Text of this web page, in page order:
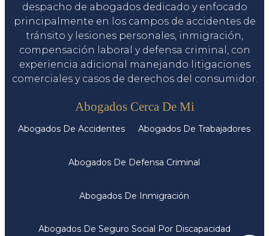
despacho de abogados dedicado y enfocado
principalmente en los campos de accidentes de
tránsito y lesiones personales, inmigración,
compensación laboral y defensa criminal, con
experiencia adicional manejando litigaciones
comerciales y casos de derechos del consumidor.
Abogados Cerca De Mi
Abogados De Accidentes Abogados De Trabajadores
Abogados De Defensa Criminal
Abogados De Inmigración
Abogados De Seguro Social Por Discapacidad